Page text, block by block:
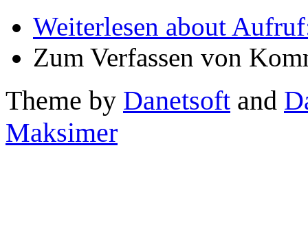
Weiterlesen about
Zum Verfassen von
Theme by Danetsoft and
Maksimer